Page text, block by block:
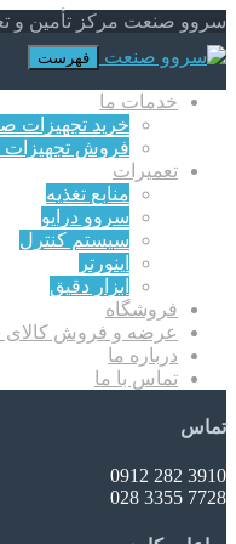
سروو صنعت مرکز تأمین و
فهرست
خدمات ما
خرید تجهیزات
فروش تجهیزات
تعمیرات
منابع تغذیه
سروو درایو
سیستم کنترل
اینورتر
ابزار دقیق
فروشگاه
عرضه و فروش کالای
درباره ما
تماس با ما
تماس
3910 282 0912
7728 3355 028